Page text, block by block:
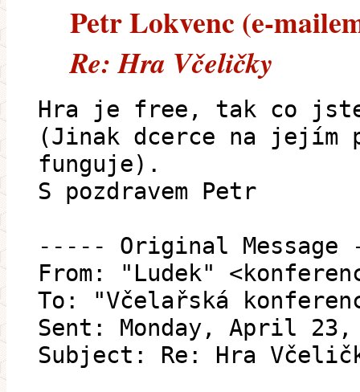
Petr Lokvenc (e-
Re: Hra Včeličky
Hra je free, tak co
(Jinak dcerce na jejím
funguje).
S pozdravem Petr
----- Original
From: "Ludek"
To: "Včelařská
Sent: Monday, April 23,
Subject: Re: Hra